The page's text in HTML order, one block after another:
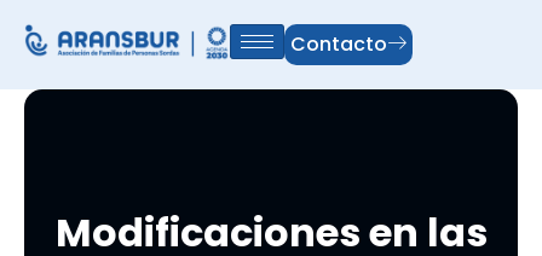
Contacto
Modificaciones en las